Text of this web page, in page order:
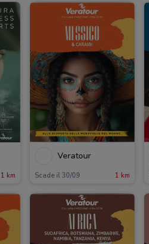
1 km
Veratour
Scade il 30/09 1 km